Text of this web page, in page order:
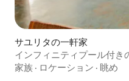
サユリタの一軒家
インフィニティプール付き
ラ
家族 · ロケーション · 眺め